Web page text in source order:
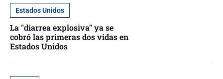
Estados Unidos
La "diarrea explosiva" ya se
cobró las primeras dos vidas en
Estados Unidos